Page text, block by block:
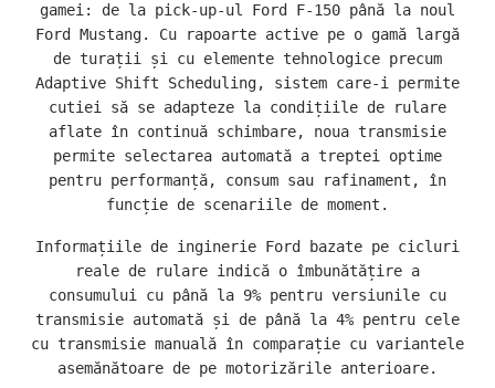
gamei: de la pick-up-ul Ford F-150 până la noul
Ford Mustang. Cu rapoarte active pe o gamă largă
de turații și cu elemente tehnologice precum
Adaptive Shift Scheduling, sistem care-i permite
cutiei să se adapteze la condițiile de rulare
aflate în continuă schimbare, noua transmisie
permite selectarea automată a treptei optime
pentru performanță, consum sau rafinament, în
funcție de scenariile de moment.
Informațiile de inginerie Ford bazate pe cicluri
reale de rulare indică o îmbunătățire a
consumului cu până la 9% pentru versiunile cu
transmisie automată și de până la 4% pentru cele
cu transmisie manuală în comparație cu variantele
asemănătoare de pe motorizările anterioare.